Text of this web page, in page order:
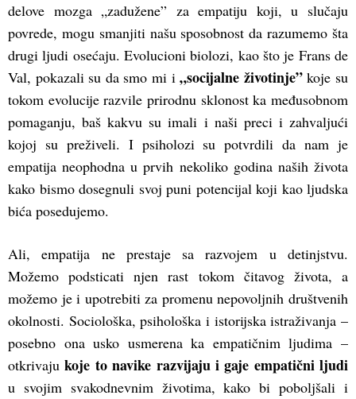
delove mozga „zadužene” za empatiju koji, u slučaju
povrede, mogu smanjiti našu sposobnost da razumemo šta
drugi ljudi osećaju. Evolucioni biolozi, kao što je Frans de
Val, pokazali su da smo mi i„socijalne životinje”koje su
tokom evolucije razvile prirodnu sklonost ka međusobnom
pomaganju, baš kakvu su imali i naši preci i zahvaljući
kojoj su preživeli. I psiholozi su potvrdili da nam je
empatija neophodna u prvih nekoliko godina naših života
kako bismo dosegnuli svoj puni potencijal koji kao ljudska
bića posedujemo.
Ali, empatija ne prestaje sa razvojem u detinjstvu.
Možemo podsticati njen rast tokom čitavog života, a
možemo je i upotrebiti za promenu nepovoljnih društvenih
okolnosti. Sociološka, psihološka i istorijska istraživanja –
posebno ona usko usmerena ka empatičnim ljudima –
otkrivajukoje to navike razvijaju i gaje empatični ljudi
u svojim svakodnevnim životima, kako bi poboljšali i